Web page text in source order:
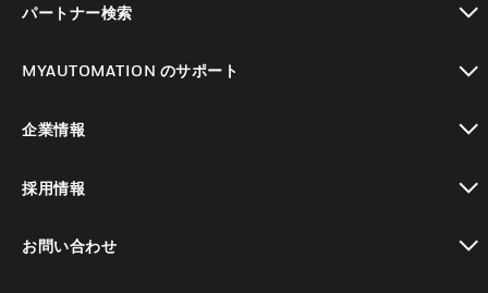
パートナー検索
MYAUTOMATION のサポート
企業情報
採用情報
お問い合わせ